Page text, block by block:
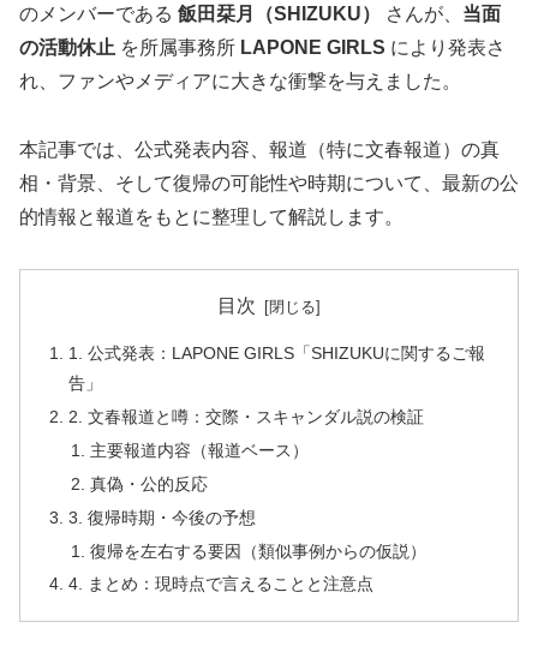
のメンバーである 飯田栞月（SHIZUKU） さんが、 当面
の活動休止 を所属事務所 LAPONE GIRLS により発表さ
れ、ファンやメディアに大きな衝撃を与えました。
本記事では、公式発表内容、報道（特に文春報道）の真
相・背景、そして復帰の可能性や時期について、最新の公
的情報と報道をもとに整理して解説します。
目次
1. 公式発表：LAPONE GIRLS「SHIZUKUに関するご報
告」
2. 文春報道と噂：交際・スキャンダル説の検証
主要報道内容（報道ベース）
真偽・公的反応
3. 復帰時期・今後の予想
復帰を左右する要因（類似事例からの仮説）
4. まとめ：現時点で言えることと注意点